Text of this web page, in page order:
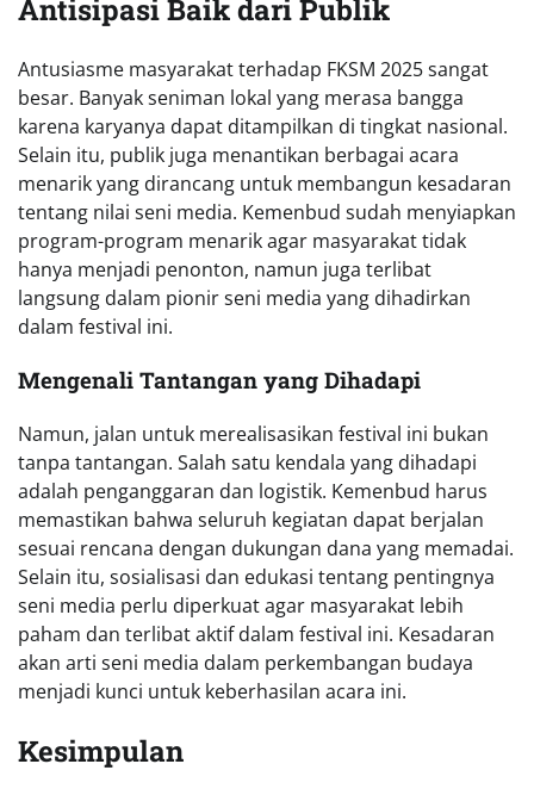
Antisipasi Baik dari Publik
Antusiasme masyarakat terhadap FKSM 2025 sangat
besar. Banyak seniman lokal yang merasa bangga
karena karyanya dapat ditampilkan di tingkat nasional.
Selain itu, publik juga menantikan berbagai acara
menarik yang dirancang untuk membangun kesadaran
tentang nilai seni media. Kemenbud sudah menyiapkan
program-program menarik agar masyarakat tidak
hanya menjadi penonton, namun juga terlibat
langsung dalam pionir seni media yang dihadirkan
dalam festival ini.
Mengenali Tantangan yang Dihadapi
Namun, jalan untuk merealisasikan festival ini bukan
tanpa tantangan. Salah satu kendala yang dihadapi
adalah penganggaran dan logistik. Kemenbud harus
memastikan bahwa seluruh kegiatan dapat berjalan
sesuai rencana dengan dukungan dana yang memadai.
Selain itu, sosialisasi dan edukasi tentang pentingnya
seni media perlu diperkuat agar masyarakat lebih
paham dan terlibat aktif dalam festival ini. Kesadaran
akan arti seni media dalam perkembangan budaya
menjadi kunci untuk keberhasilan acara ini.
Kesimpulan